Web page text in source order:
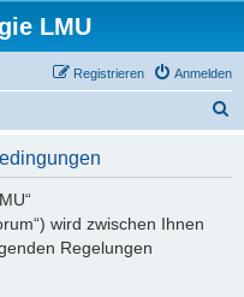
LMU
Anmelden
Registrieren
wird zwischen Ihnen
Regelungen